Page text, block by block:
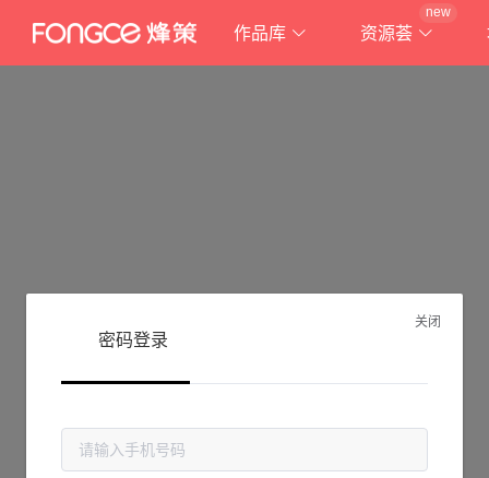
作品库 资源荟
new
抱歉!
关闭
密码登录